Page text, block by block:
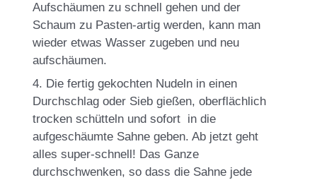
Aufschäumen zu schnell gehen und der
Schaum zu Pasten-artig werden, kann man
wieder etwas Wasser zugeben und neu
aufschäumen.
4. Die fertig gekochten Nudeln in einen
Durchschlag oder Sieb gießen, oberflächlich
trocken schütteln und sofort in die
aufgeschäumte Sahne geben. Ab jetzt geht
alles super-schnell! Das Ganze
durchschwenken, so dass die Sahne jede